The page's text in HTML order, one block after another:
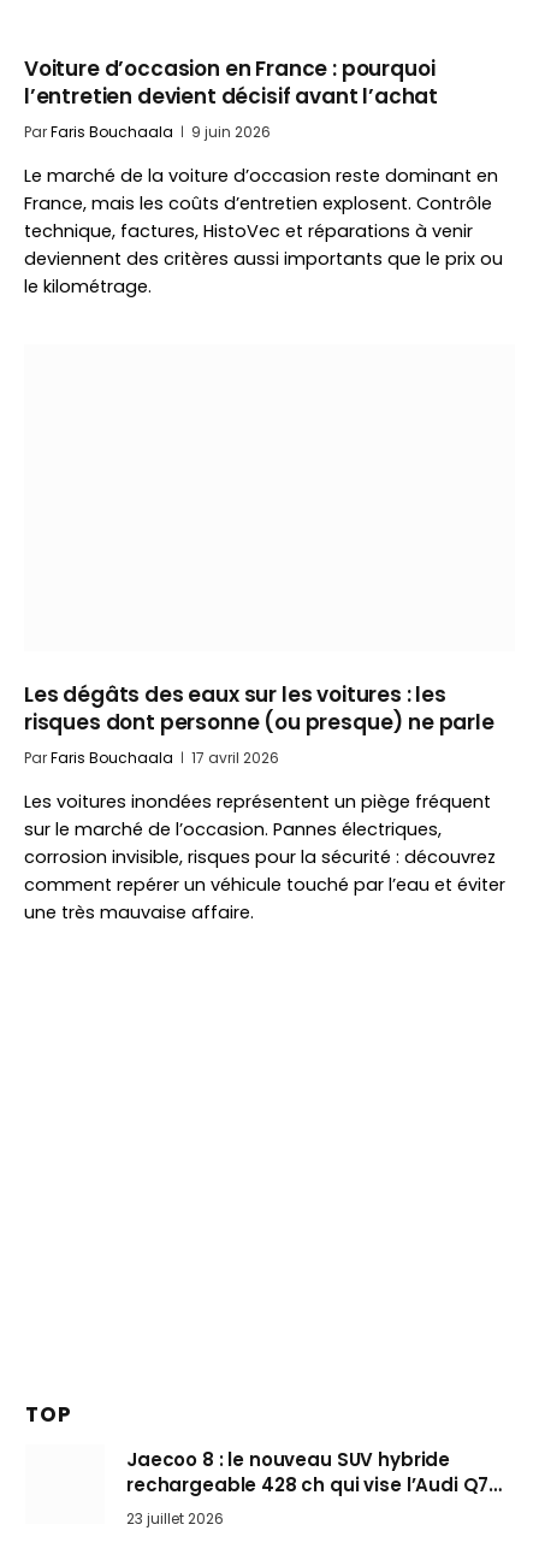
Voiture d’occasion en France : pourquoi
l’entretien devient décisif avant l’achat
ParFaris Bouchaala 9 juin 2026
Le marché de la voiture d’occasion reste dominant en
France, mais les coûts d’entretien explosent. Contrôle
technique, factures, HistoVec et réparations à venir
deviennent des critères aussi importants que le prix ou
le kilométrage.
Les dégâts des eaux sur les voitures : les
risques dont personne (ou presque) ne parle
ParFaris Bouchaala 17 avril 2026
Les voitures inondées représentent un piège fréquent
sur le marché de l’occasion. Pannes électriques,
corrosion invisible, risques pour la sécurité : découvrez
comment repérer un véhicule touché par l’eau et éviter
une très mauvaise affaire.
TOP
Jaecoo 8 : le nouveau SUV hybride
rechargeable 428 ch qui vise l’Audi Q7
arrive en Europe cet automne
23 juillet 2026